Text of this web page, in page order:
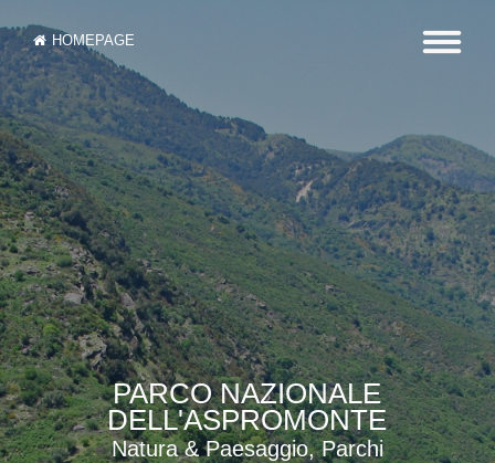
HOMEPAGE
PARCO NAZIONALE
DELL'ASPROMONTE
Natura & Paesaggio, Parchi